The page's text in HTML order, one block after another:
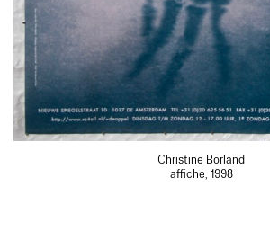
Christine Borland
affiche, 1998